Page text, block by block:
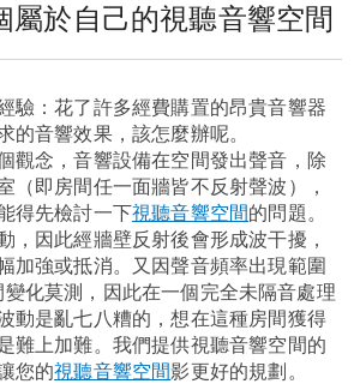
一個屬於自己的
空間
屬於自己的視聽音響空間
驗：花了許多經費購置的昂貴音響器
的音響效果，該怎麼辦呢。
觀念，音響設備在空間發出聲音，除
（即房間任一面牆皆不反射聲波），
得先檢討一下視聽音響空間的問題。
，因此經牆壁反射後會形成波干擾，
加強或抵消。又因聲音頻率出現範圍
化莫測，因此在一個完全未隔音處理
動是亂七八糟的，想在這種房間獲得
難上加難。我們提供視聽音響空間的
您的視聽音響空間影更好的規劃。